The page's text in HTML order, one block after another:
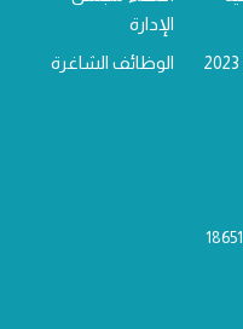
الإدارة
الوظائف الشاغرة